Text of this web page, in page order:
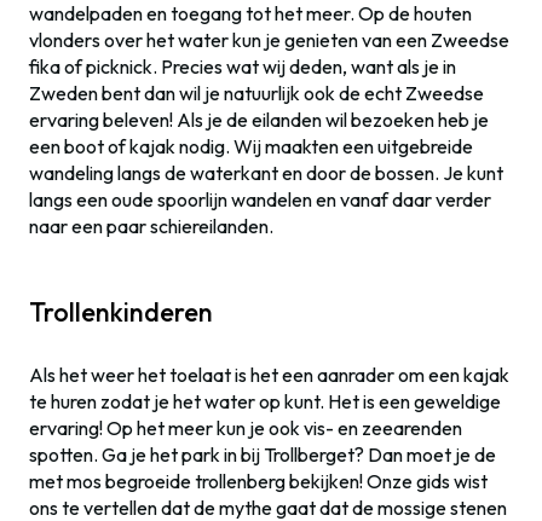
wandelpaden en toegang tot het meer. Op de houten
vlonders over het water kun je genieten van een Zweedse
fika of picknick. Precies wat wij deden, want als je in
Zweden bent dan wil je natuurlijk ook de echt Zweedse
ervaring beleven! Als je de eilanden wil bezoeken heb je
een boot of kajak nodig. Wij maakten een uitgebreide
wandeling langs de waterkant en door de bossen. Je kunt
langs een oude spoorlijn wandelen en vanaf daar verder
naar een paar schiereilanden.
Trollenkinderen
Als het weer het toelaat is het een aanrader om een kajak
te huren zodat je het water op kunt. Het is een geweldige
ervaring! Op het meer kun je ook vis- en zeearenden
spotten. Ga je het park in bij Trollberget? Dan moet je de
met mos begroeide trollenberg bekijken! Onze gids wist
ons te vertellen dat de mythe gaat dat de mossige stenen